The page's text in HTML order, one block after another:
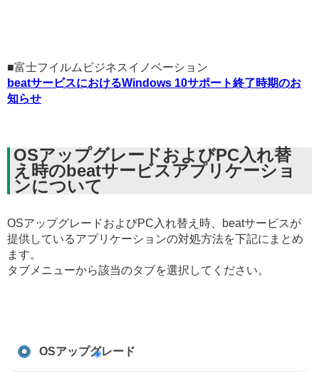
■富士フイルムビジネスイノベーション
beatサービスにおけるWindows 10サポート終了時期のお
知らせ
OSアップグレードおよびPC入れ替
え時のbeatサービスアプリケーショ
ンについて
OSアップグレードおよびPC入れ替え時、beatサービスが
提供しているアプリケーションの対処方法を下記にまとめ
ます。
タブメニューから該当のタブを選択してください。
OSアップグレード